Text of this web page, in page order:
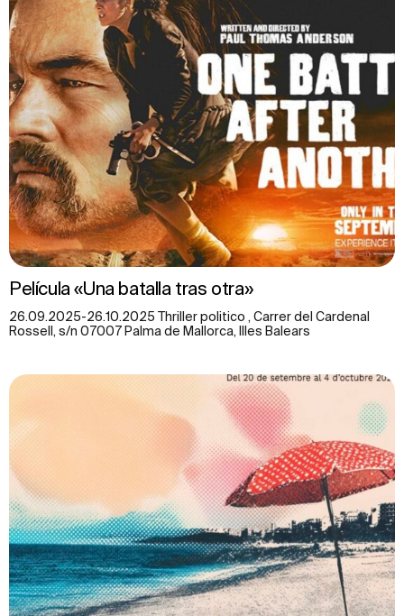
Película «Una batalla tras otra»
26.09.2025-26.10.2025 Thriller politico , Carrer del Cardenal
Rossell, s/n 07007 Palma de Mallorca, Illes Balears